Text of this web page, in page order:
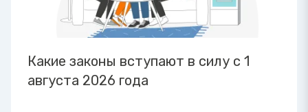
Какие законы вступают в силу с 1
августа 2026 года